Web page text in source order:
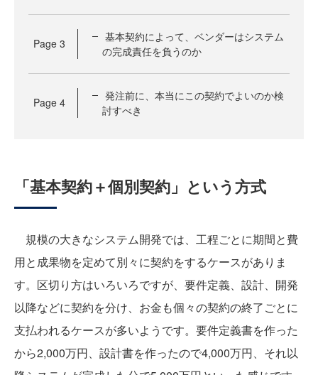
Page 3
基本契約によって、ベンダーはシステム
の完成責任を負うのか
Page 4
発注前に、本当にこの契約でよいのか検
討すべき
「基本契約＋個別契約」という方式
規模の大きなシステム開発では、工程ごとに期間と費
用と成果物を定めて別々に契約をするケースがありま
す。区切り方はいろいろですが、要件定義、設計、開発
以降などに契約を分け、お金も個々の契約の終了ごとに
支払われるケースが多いようです。要件定義書を作った
から2,000万円、設計書を作ったので4,000万円、それ以